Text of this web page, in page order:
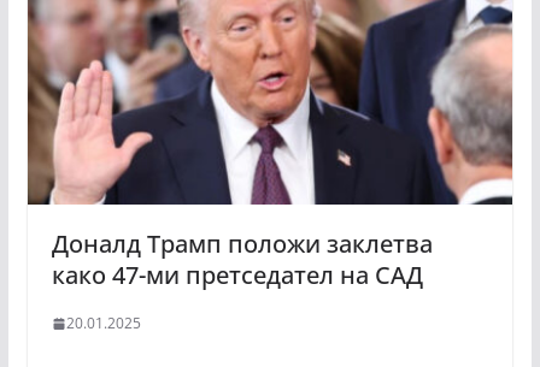
Доналд Трамп положи заклетва
како 47-ми претседател на САД
20.01.2025